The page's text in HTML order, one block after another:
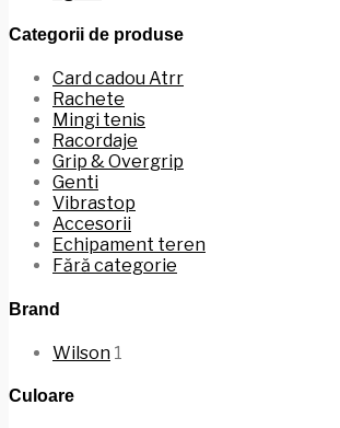
Categorii de produse
Card cadou Atrr
Rachete
Mingi tenis
Racordaje
Grip & Overgrip
Genti
Vibrastop
Accesorii
Echipament teren
Fără categorie
Brand
Wilson 1
Culoare